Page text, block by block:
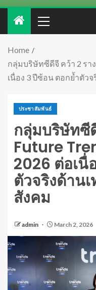
Home
กลุ่มบริษัทซีดีจี คว้า 2 ราง
เนื่อง 3 ปีซ้อน ตอกย้ำตัว
ประชาสัมพันธ์
กลุ่มบริษัทซี
Future
2026 ต่อเนื่
ตัวจริงด้าน
สังคม
admin March 2, 2026